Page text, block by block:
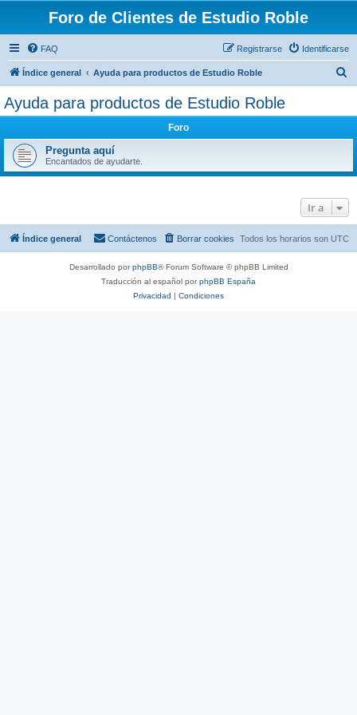
Foro de Clientes de Estudio Roble
FAQ Identificarse
Registrarse
Índice general Ayuda para productos de Estudio Roble
Ayuda para productos de Estudio Roble
Foro
Pregunta aquí
Encantados de ayudarte.
Ir a
Índice general Todos los horarios son UTC
Borrar cookies
Contáctenos
Desarrollado porphpBB® Forum Software © phpBB Limited
Traducción al español porphpBB España
Privacidad | Condiciones